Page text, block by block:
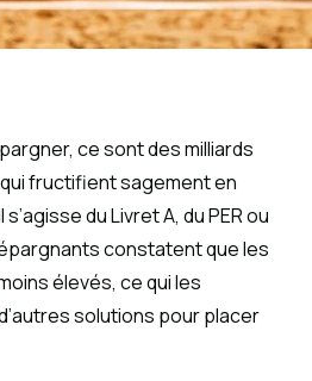
ce sont des milliards
fructifient sagement en
du Livret A, du PER ou
constatent que les
élevés, ce qui les
solutions pour placer